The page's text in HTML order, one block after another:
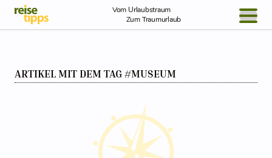
Skip to Content
Vom Urlaubstraum
Zum Traumurlaub
NEWS
ARTIKEL MIT DEM TAG #MUSEUM